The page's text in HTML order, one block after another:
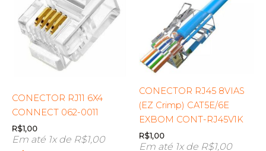
CONECTOR RJ11 6X4
CONNECT 062-0011
R$1,00
Em até 1x de R$1,00
CONECTOR RJ45 8VIAS
(EZ Crimp) CAT5E/6E
EXBOM CONT-RJ45V1K
R$1,00
Em até 1x de R$1,00